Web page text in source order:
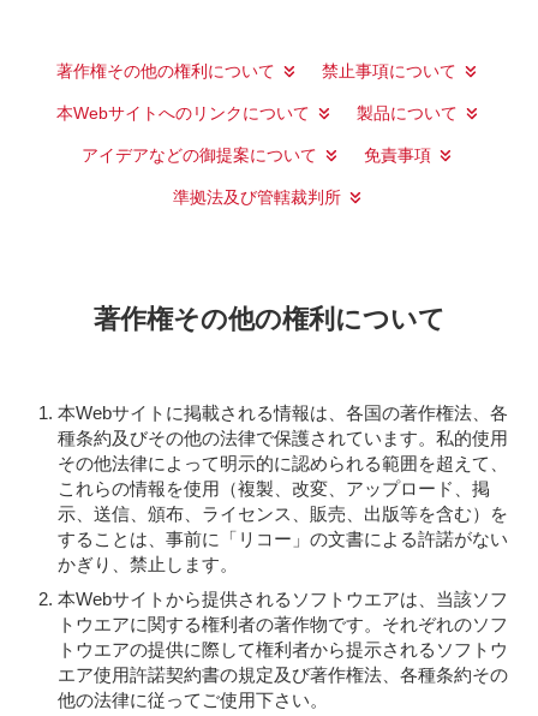
著作権その他の権利について 禁止事項について
本Webサイトへのリンクについて 製品について
アイデアなどの御提案について 免責事項
準拠法及び管轄裁判所
著作権その他の権利について
本Webサイトに掲載される情報は、各国の著作権法、各
種条約及びその他の法律で保護されています。私的使用
その他法律によって明示的に認められる範囲を超えて、
これらの情報を使用（複製、改変、アップロード、掲
示、送信、頒布、ライセンス、販売、出版等を含む）を
することは、事前に「リコー」の文書による許諾がない
かぎり、禁止します。
本Webサイトから提供されるソフトウエアは、当該ソフ
トウエアに関する権利者の著作物です。それぞれのソフ
トウエアの提供に際して権利者から提示されるソフトウ
エア使用許諾契約書の規定及び著作権法、各種条約その
他の法律に従ってご使用下さい。